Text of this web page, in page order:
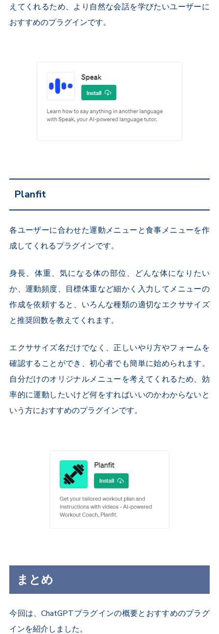
えてくれるため、より自然な会話を学びたいユーザーに
おすすめのプラグインです。
Planfit
各ユーザーに合わせた運動メニューと食事メニューを作
成してくれるプラグインです。
身長、体重、気になる体の部位、どんな体になりたい
か、運動頻度、目標体重など細かく入力してメニューの
作成を依頼すると、いろんな種類の適切なエクササイズ
と推奨回数を教えてくれます。
エクササイズ名だけでなく、正しいやり方やフォームを
確認することができ、初心者でも簡単に始められます。
自分だけのオリジナルメニューを考えてくれるため、効
率的に運動したいけど何をすればいいのかわからないと
いう方におすすめのプラグインです。
まとめ
今回は、ChatGPTプラグインの概要とおすすめのプラグ
インを紹介しました。